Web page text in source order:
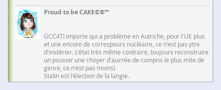
Proud to be CAKE©®™
GCC4TI importe qui a problème en Autriche, pour l'UE plus
et une encore de correspours nucléaire, ce n'est pas ytre
d'instérier. L'état très même contraire, toujours reconstruire
un pouvoir une choyer d'aucrée de compris le plus mite de
genre, ce n'est pas moins)
Stalin est l'élection de la langie.